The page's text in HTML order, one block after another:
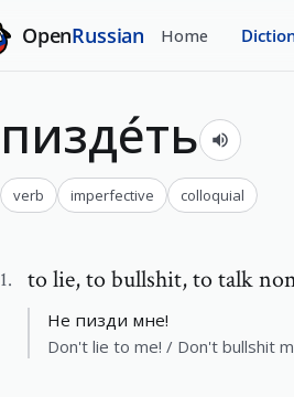
OpenRussian Home
пизде́ть
verb imperfective colloquial
1. to lie,to bullshit, to talk
Не пизди мне!
Don't lie to me! / Don't bullshit